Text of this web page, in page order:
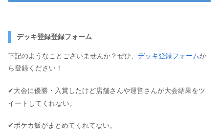
デッキ登録登録フォーム
下記のようなことございませんか？ぜひ、 デッキ登録フォームか
ら登録ください！
✔大会に優勝・入賞したけど店舗さんや運営さんが大会結果をツ
イートしてくれない。
✔ポケカ飯がまとめてくれてない。